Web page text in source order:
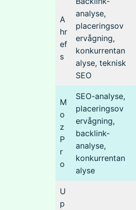
A
hr
ef
s
analyse,
placeringsov
ervågning,
konkurrentan
alyse, teknisk
SEO
M
o
z
P
r
o
SEO-analyse,
placeringsov
ervågning,
backlink-
analyse,
konkurrentan
alyse
U
p